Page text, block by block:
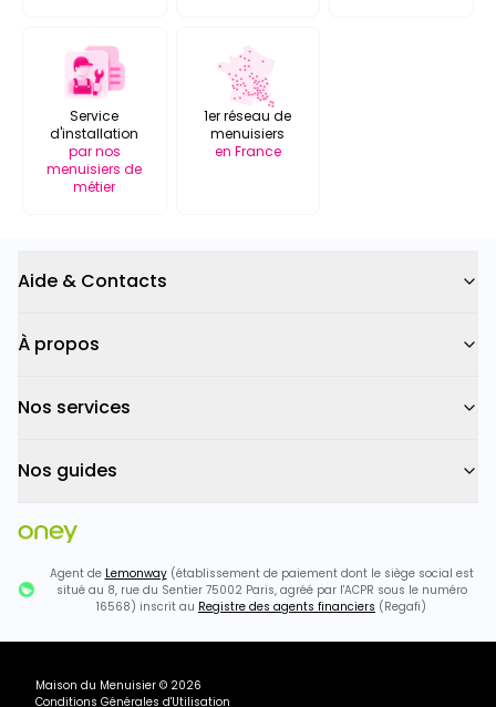
Service
d'installation
par nos
menuisiers de
métier
1er réseau de
menuisiers
en France
Aide & Contacts
À propos
Nos services
Nos guides
Agent de Lemonway(établissement de paiement dont le siège social est
situé au 8, rue du Sentier 75002 Paris, agréé par l'ACPR sous le numéro
16568) inscrit au Registre des agents financiers (Regafi)
Maison du Menuisier © 2026
Conditions Générales d'Utilisation